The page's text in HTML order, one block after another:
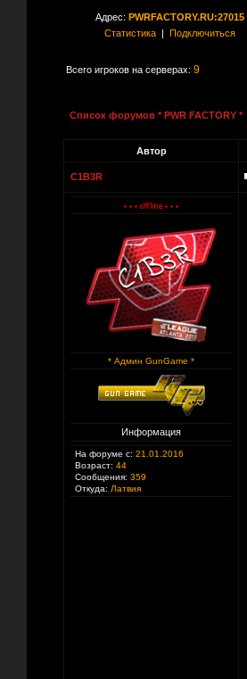
Адрес: PWRFACTORY.RU:27015
Статистика| Подключиться
Всего игроков на серверах: 9
Список форумов * PWR FACTORY *
Автор
C1B3R
* Админ GunGame *
Информация
На форуме с: 21.01.2016
Возраст: 44
Сообщения: 359
Откуда: Латвия